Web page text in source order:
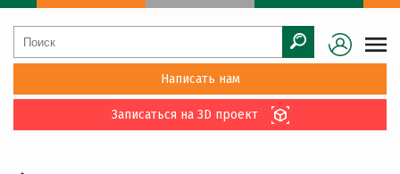
Написать нам
Записаться на 3D проект